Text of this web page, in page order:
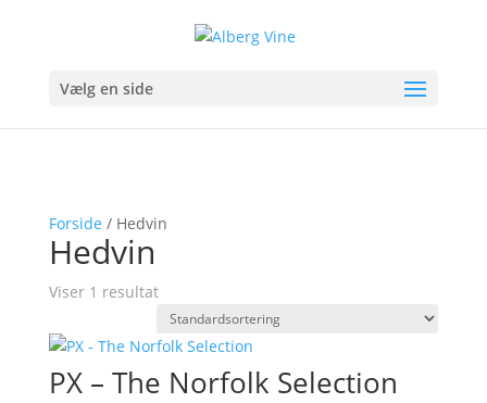
Vælg en side
Forside / Hedvin
Hedvin
Viser 1 resultat
PX – The Norfolk Selection